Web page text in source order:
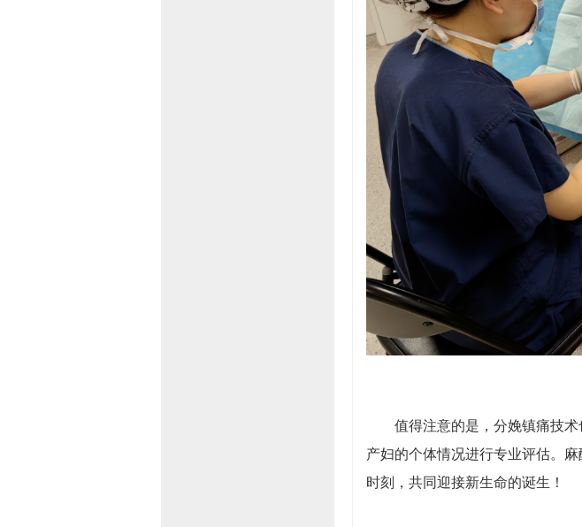
值得注意的是，分娩镇痛技
产妇的个体情况进行专业评估。
时刻，共同迎接新生命的诞生！